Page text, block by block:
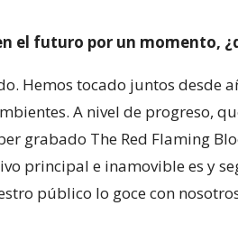
el futuro por un momento,
Hemos tocado juntos desde
A nivel de progreso,
grabado The Red Flaming
principal e inamovible es y
público lo goce con